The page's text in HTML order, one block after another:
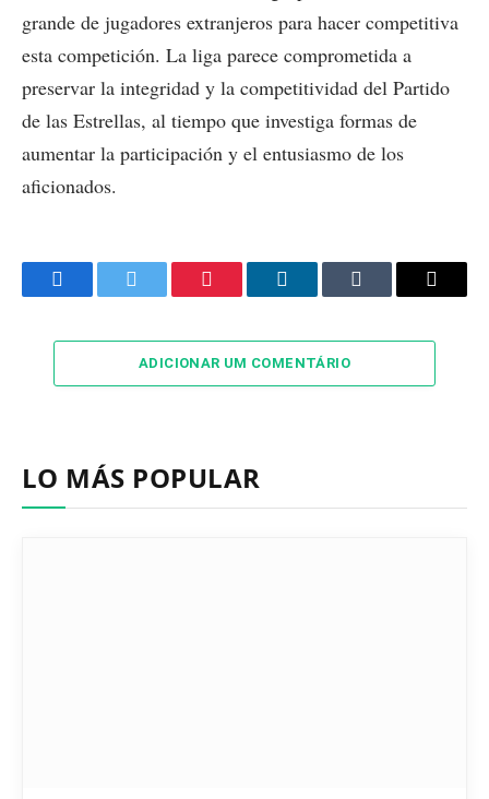
grande de jugadores extranjeros para hacer competitiva
esta competición. La liga parece comprometida a
preservar la integridad y la competitividad del Partido
de las Estrellas, al tiempo que investiga formas de
aumentar la participación y el entusiasmo de los
aficionados.
FacebookTwitter Pinterest LinkedInTumblr Email
ADICIONAR UM COMENTÁRIO
LO MÁS POPULAR